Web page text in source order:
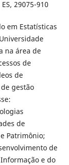
29075-910
em Estatísticas
na área de
de
de
gestão
de
Patrimônio;
de
e do